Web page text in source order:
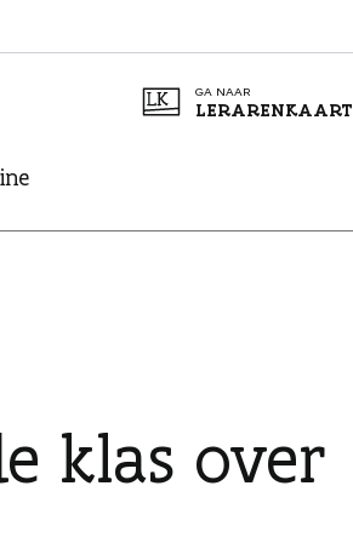
GA NAAR
LERARENKAART
klas over